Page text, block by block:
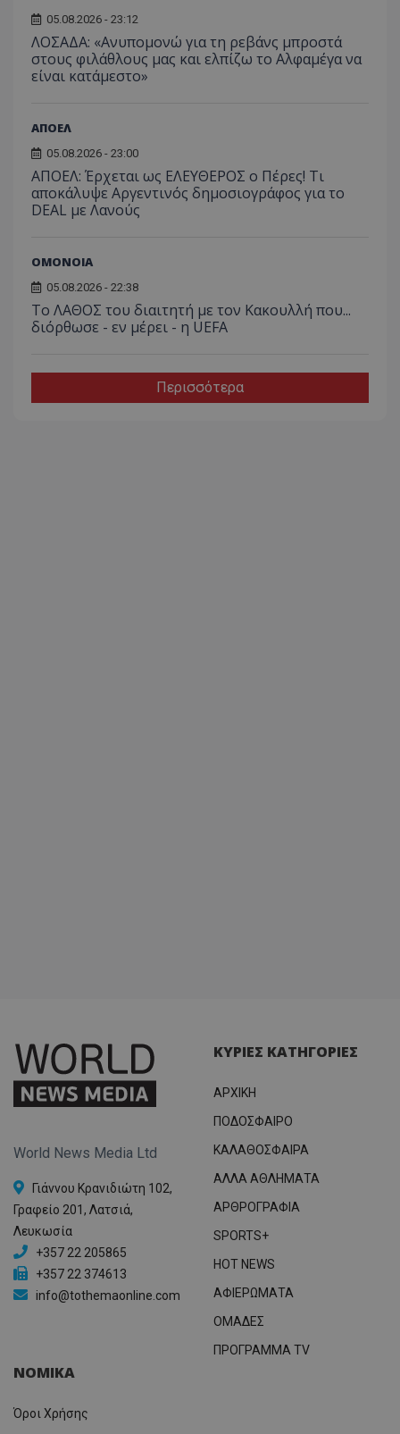
05.08.2026 - 23:12
ΛΟΣΑΔΑ: «Ανυπομονώ για τη ρεβάνς μπροστά
στους φιλάθλους μας και ελπίζω το Αλφαμέγα να
είναι κατάμεστο»
ΑΠΟΕΛ
05.08.2026 - 23:00
ΑΠΟΕΛ: Έρχεται ως ΕΛΕΥΘΕΡΟΣ ο Πέρες! Τι
αποκάλυψε Αργεντινός δημοσιογράφος για το
DEAL με Λανούς
ΟΜΟΝΟΙΑ
05.08.2026 - 22:38
Το ΛΑΘΟΣ του διαιτητή με τον Κακουλλή που...
διόρθωσε - εν μέρει - η UEFA
Περισσότερα
World News Media Ltd
Γιάννου Κρανιδιώτη 102,
Γραφείο 201, Λατσιά,
Λευκωσία
+357 22 205865
+357 22 374613
info@tothemaonline.com
ΚΥΡΙΕΣ ΚΑΤΗΓΟΡΙΕΣ
ΑΡΧΙΚΗ
ΠΟΔΟΣΦΑΙΡΟ
ΚΑΛΑΘΟΣΦΑΙΡΑ
ΑΛΛΑ ΑΘΛΗΜΑΤΑ
ΑΡΘΡΟΓΡΑΦΙΑ
SPORTS+
HOT NEWS
ΑΦΙΕΡΩΜΑΤΑ
ΟΜΑΔΕΣ
ΠΡΟΓΡΑΜΜΑ TV
ΝΟΜΙΚΑ
Όροι Χρήσης